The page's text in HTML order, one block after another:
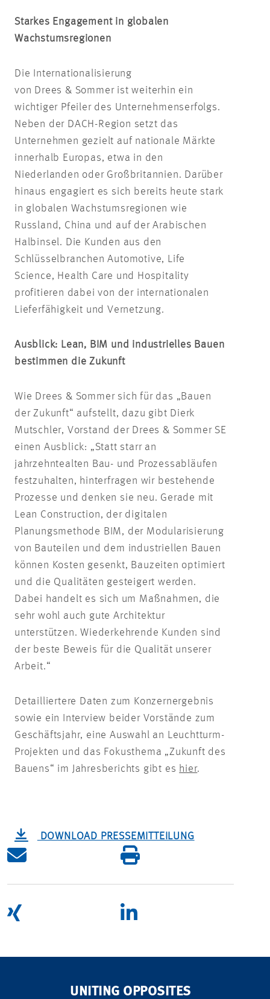
Starkes Engagement in globalen
Wachstumsregionen
Die Internationalisierung
von Drees & Sommer ist weiterhin ein
wichtiger Pfeiler des Unternehmenserfolgs.
Neben der DACH-Region setzt das
Unternehmen gezielt auf nationale Märkte
innerhalb Europas, etwa in den
Niederlanden oder Großbritannien. Darüber
hinaus engagiert es sich bereits heute stark
in globalen Wachstumsregionen wie
Russland, China und auf der Arabischen
Halbinsel. Die Kunden aus den
Schlüsselbranchen Automotive, Life
Science, Health Care und Hospitality
profitieren dabei von der internationalen
Lieferfähigkeit und Vernetzung.
Ausblick: Lean, BIM und industrielles Bauen
bestimmen die Zukunft
Wie Drees & Sommer sich für das „Bauen
der Zukunft“ aufstellt, dazu gibt Dierk
Mutschler, Vorstand der Drees & Sommer SE
einen Ausblick: „Statt starr an
jahrzehntealten Bau- und Prozessabläufen
festzuhalten, hinterfragen wir bestehende
Prozesse und denken sie neu. Gerade mit
Lean Construction, der digitalen
Planungsmethode BIM, der Modularisierung
von Bauteilen und dem industriellen Bauen
können Kosten gesenkt, Bauzeiten optimiert
und die Qualitäten gesteigert werden.
Dabei handelt es sich um Maßnahmen, die
sehr wohl auch gute Architektur
unterstützen. Wiederkehrende Kunden sind
der beste Beweis für die Qualität unserer
Arbeit.“
Detailliertere Daten zum Konzernergebnis
sowie ein Interview beider Vorstände zum
Geschäftsjahr, eine Auswahl an Leuchtturm-
Projekten und das Fokusthema „Zukunft des
Bauens“ im Jahresberichts gibt es hier.
DOWNLOAD PRESSEMITTEILUNG
UNITING OPPOSITES